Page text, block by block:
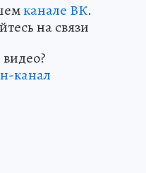
канале ВК.
на связи
канал